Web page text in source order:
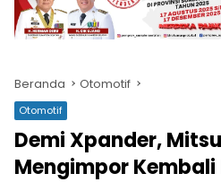
Beranda Otomotif
Otomotif
Demi Xpander,
Mengimpor Kembali